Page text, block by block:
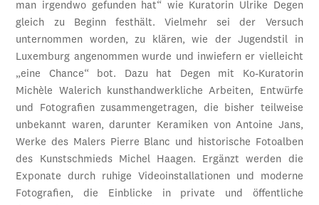
man irgendwo gefunden hat“ wie Kuratorin Ulrike Degen
gleich zu Beginn festhält. Vielmehr sei der Versuch
unternommen worden, zu klären, wie der Jugendstil in
Luxemburg angenommen wurde und inwiefern er vielleicht
„eine Chance“ bot. Dazu hat Degen mit Ko-Kuratorin
Michèle Walerich kunsthandwerkliche Arbeiten, Entwürfe
und Fotografien zusammengetragen, die bisher teilweise
unbekannt waren, darunter Keramiken von Antoine Jans,
Werke des Malers Pierre Blanc und historische Fotoalben
des Kunstschmieds Michel Haagen. Ergänzt werden die
Exponate durch ruhige Videoinstallationen und moderne
Fotografien, die Einblicke in private und öffentliche